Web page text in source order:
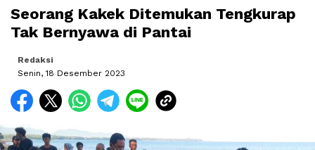
Seorang Kakek Ditemukan Tengkurap
Tak Bernyawa di Pantai
Redaksi
Senin, 18 Desember 2023